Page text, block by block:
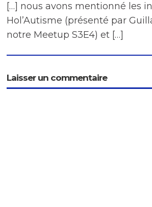
[…] nous avons mentionné les
Hol’Autisme (présenté par
notre Meetup S3E4) et […]
Laisser un commentaire